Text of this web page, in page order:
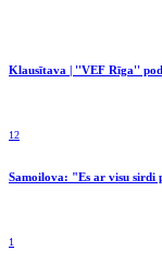
Klausītava | ''VEF Rīga''
12
Samoilova: "Es ar visu sirdi
1